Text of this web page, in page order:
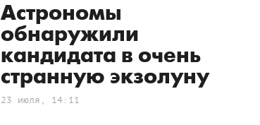
Астрономы
обнаружили
кандидата в очень
странную экзолуну
23 июля, 14:11